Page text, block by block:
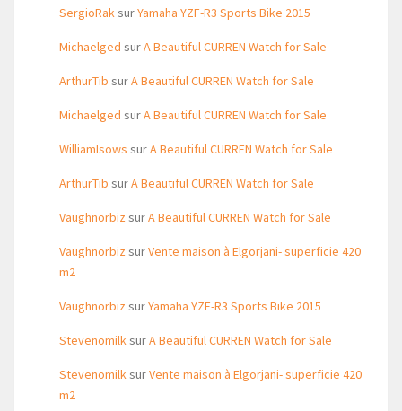
SergioRaksurYamaha YZF-R3 Sports Bike 2015
Michaelged surA Beautiful CURREN Watch for Sale
ArthurTib surA Beautiful CURREN Watch for Sale
Michaelged surA Beautiful CURREN Watch for Sale
WilliamIsows surA Beautiful CURREN Watch for Sale
ArthurTib surA Beautiful CURREN Watch for Sale
VaughnorbizsurA Beautiful CURREN Watch for Sale
VaughnorbizsurVente maison à Elgorjani- superficie 420
m2
VaughnorbizsurYamaha YZF-R3 Sports Bike 2015
StevenomilksurA Beautiful CURREN Watch for Sale
StevenomilksurVente maison à Elgorjani- superficie 420
m2